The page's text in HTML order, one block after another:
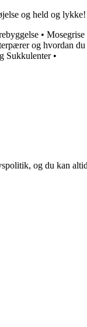
og held og lykke!
•
og hvordan
Sukkulenter•
og du kan